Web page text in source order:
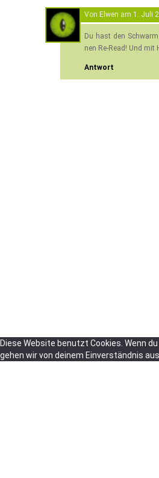
Von Elwen am 1. Juli
Du hast den
nen Re-Read! Und
Antwort
Diese Website benutzt Cookies. Wenn
gehen wir von deinem Einverständnis aus.